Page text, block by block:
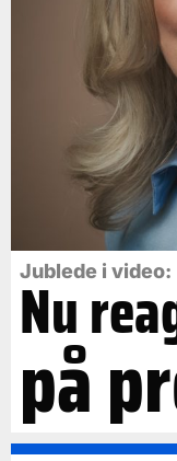
Jublede i video:
Nu
på